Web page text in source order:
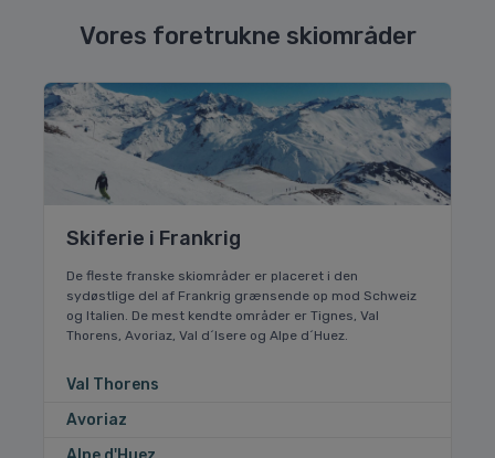
Vores foretrukne skiområder
Skiferie i Frankrig
De fleste franske skiområder er placeret i den
sydøstlige del af Frankrig grænsende op mod Schweiz
og Italien. De mest kendte områder er Tignes, Val
Thorens, Avoriaz, Val d´Isere og Alpe d´Huez.
Val Thorens
Avoriaz